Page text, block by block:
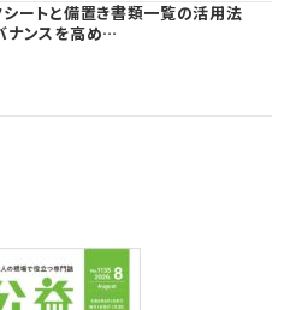
の処方箋
験一問一答
ト
シートと備置き書類一覧の活用法
ンスを高め…